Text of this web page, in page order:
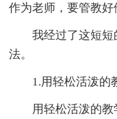
作为老师，要管教好
我经过了这短
法。
1.用轻松活泼的
用轻松活泼的教